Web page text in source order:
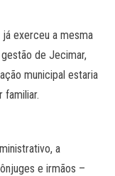
exerceu a mesma
de Jecimar,
municipal estaria
familiar.
a
e irmãos –